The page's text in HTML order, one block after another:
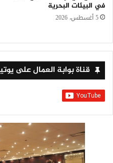
في البيئات البحرية
5 أغسطس، 2026
قناة بوابة العمال على